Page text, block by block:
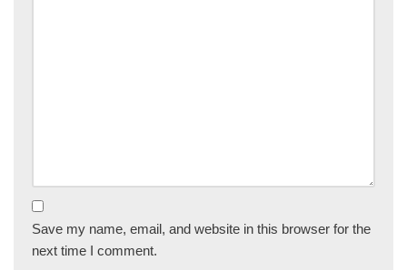
Save my name, email, and website in this browser for the
next time I comment.